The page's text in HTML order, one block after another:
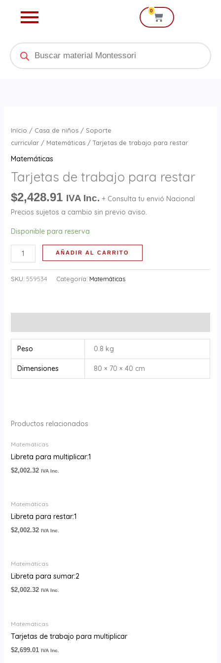
0
Cart
Products
search
Inicio / Casa de niños/ Soporte
curricular/ Matemáticas/ Tarjetas de trabajo para restar
Matemáticas
Tarjetas de trabajo para restar
$2,428.91 IVA Inc. + Consulta tu envió Nacional
Precios sujetos a cambio sin previo aviso.
Disponible para reserva
de
trabajo
cantidad
AÑADIR AL CARRITO
SKU: 559534 Categoría: Matemáticas
Peso 0.8 kg
Dimensiones 80 × 70 × 40 cm
Productos relacionados
Matemáticas
Libreta para multiplicar:1
$2,002.32 IVA Inc.
Matemáticas
Libreta para restar:1
$2,002.32 IVA Inc.
Matemáticas
Libreta para sumar:2
$2,002.32 IVA Inc.
Matemáticas
Tarjetas de trabajo para multiplicar
$2,699.01 IVA Inc.